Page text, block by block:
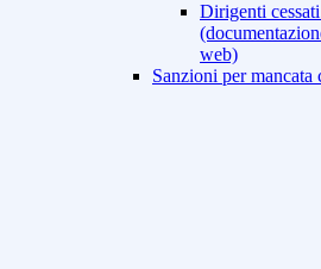
Dirigenti
web)
Sanzioni per